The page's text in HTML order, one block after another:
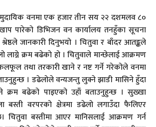
वनमा एक हजार तीन सय २२ दशमलव ८०
पारेको डिभिजन वन कार्यालय तनहुँका सूचना
जानकारी दिनुभयो । चितुवा र बाँदर आतङ्कले
लाग्ने क्रम बढेको हो । चितुवाले मान्छेलाई आक्रमण
तथा तरकारी खाने र नष्ट गर्ने गरेकोले वनमा
। डढेलोले वन्यजन्तु लुक्ने झाडी मासिने हुँदा
क्रम बढेको पाइएको उहाँ बताउनुहुन्छ । सुख्खा
बस्ती वरपरको क्षेत्रमा डढेलो लगाउँदा फैलिएर
चितुवा बस्तीमा आएर मानिसलाई आक्रमण गर्न